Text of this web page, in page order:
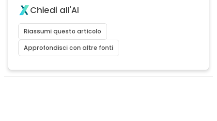
Chiedi all'AI
Riassumi questo articolo
Approfondisci con altre fonti